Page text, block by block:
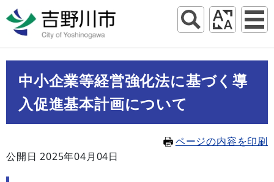
中小企業等経営強化法に基づく導
入促進基本計画について
ページの内容を印刷
公開日 2025年04月04日